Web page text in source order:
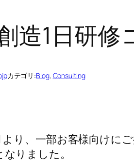
造1日研修
カテゴリ:Blog, Consulting
より、一部お客様向けに
りました。